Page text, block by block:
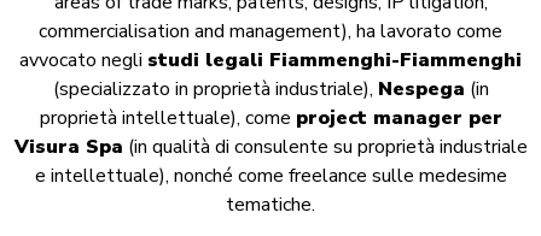
commercialisation and management), ha lavorato come
avvocato negli studi legali Fiammenghi-Fiammenghi
(specializzato in proprietà industriale), Nespega (in
proprietà intellettuale), come project manager per
Visura Spa (in qualità di consulente su proprietà industriale
e intellettuale), nonché come freelance sulle medesime
tematiche.